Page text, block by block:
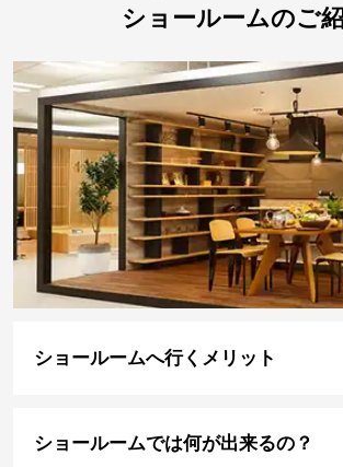
ショールームのご
ショールームへ行くメリット
ショールームでは何が出来るの？